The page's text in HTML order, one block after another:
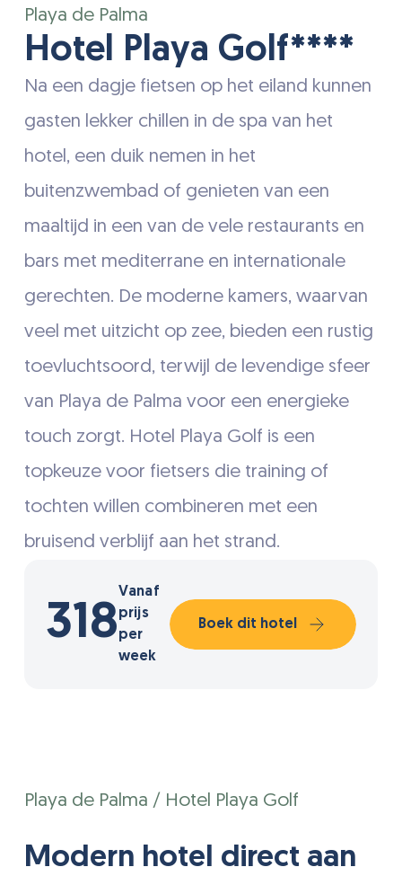
Playa de Palma
Hotel Playa Golf****
Na een dagje fietsen op het eiland kunnen
gasten lekker chillen in de spa van het
hotel, een duik nemen in het
buitenzwembad of genieten van een
maaltijd in een van de vele restaurants en
bars met mediterrane en internationale
gerechten. De moderne kamers, waarvan
veel met uitzicht op zee, bieden een rustig
toevluchtsoord, terwijl de levendige sfeer
van Playa de Palma voor een energieke
touch zorgt. Hotel Playa Golf is een
topkeuze voor fietsers die training of
tochten willen combineren met een
bruisend verblijf aan het strand.
318
Vanaf
prijs
per
week
Boek dit hotel
Playa de Palma / Hotel Playa Golf
Modern hotel direct aan